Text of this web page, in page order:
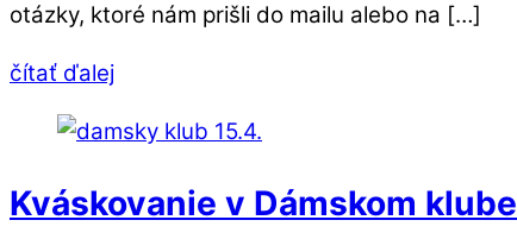
otázky, ktoré nám prišli do mailu alebo na […]
čítať ďalej
Kváskovanie v Dámskom klube